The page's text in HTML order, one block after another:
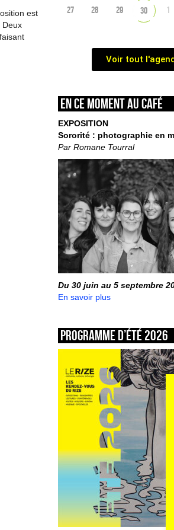
est
Deux
27 28 29 30 1
Voir tout
En ce moment au café
EXPOSITION
Sororité : photographie en
Par Romane Tourral
Du 30 juin au 5 septembre
En savoir plus
Programme d’été 2026